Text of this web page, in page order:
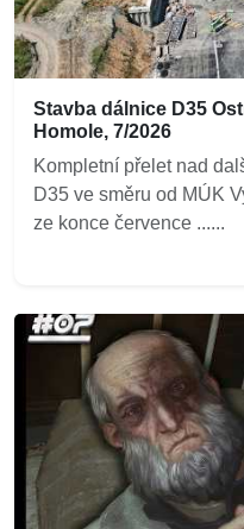
Stavba dálnice D35
Homole, 7/2026
Kompletní přelet nad
D35 ve směru od MÚK
ze konce července ......